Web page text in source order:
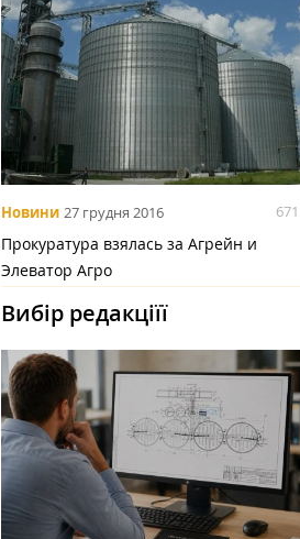
Новини 27 грудня 2016 671
Прокуратура взялась за Агрейн и
Элеватор Агро
Вибір редакціїї